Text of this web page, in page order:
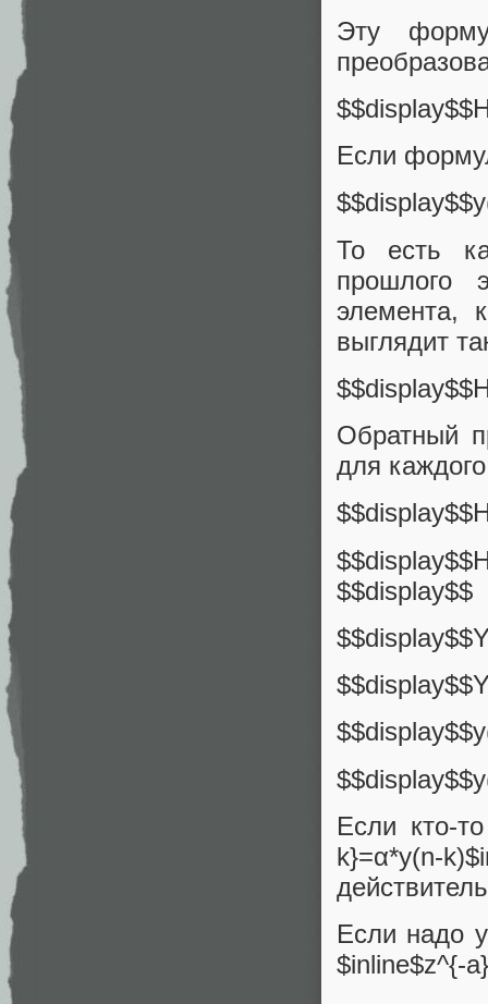
Эту
Если
То есть
прошлого
элемента,
выглядит
Обратный
для
$$display$$
Если кто-
k}=α*y(n-
Если надо
$inline$z^{-